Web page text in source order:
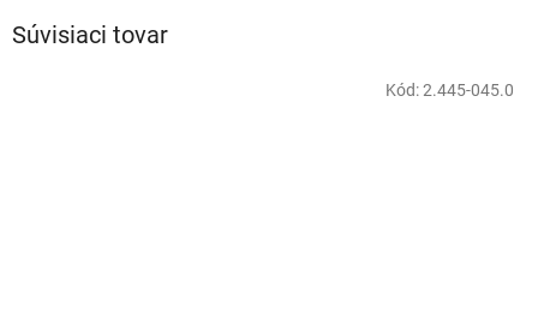
Súvisiaci tovar
Kód:2.445-045.0